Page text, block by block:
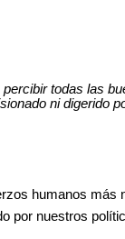
todas las
ni digerido
humanos más
por nuestros